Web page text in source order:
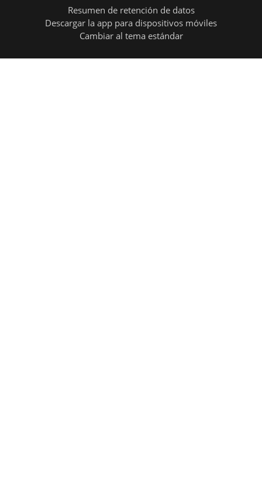
Resumen de retención de datos
Descargar la app para dispositivos móviles
Cambiar al tema estándar